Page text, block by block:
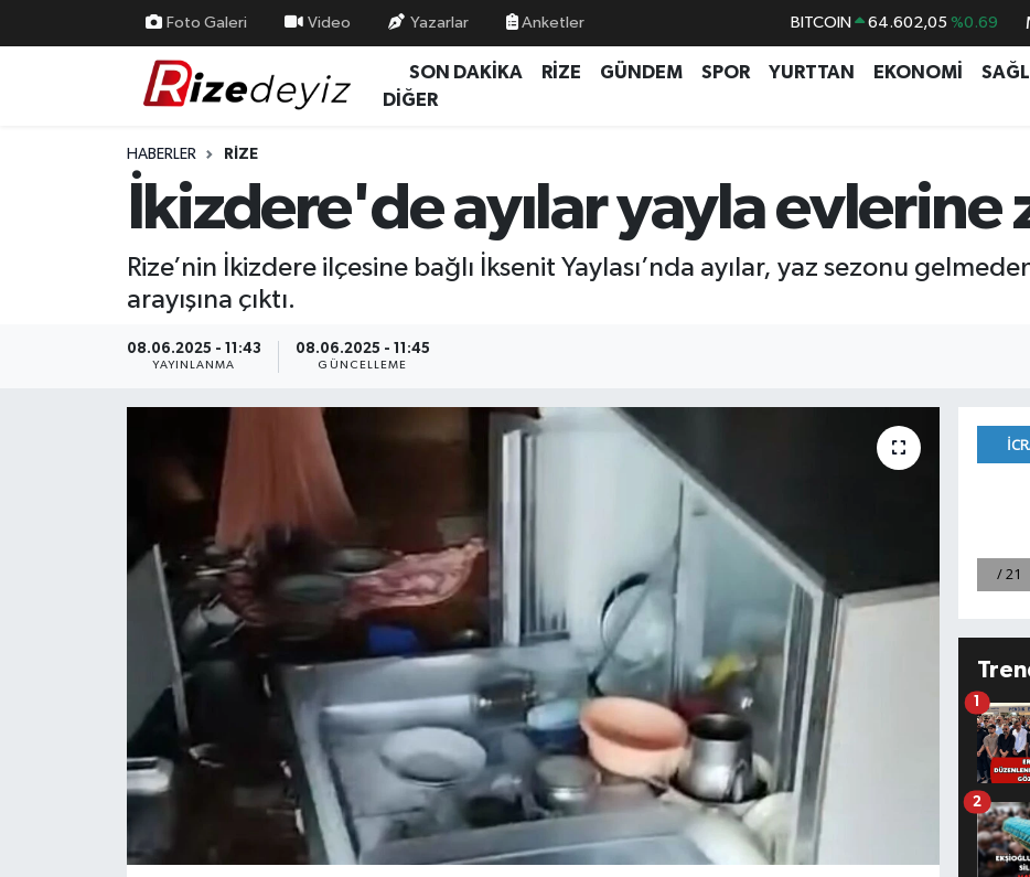
Foto Galeri Video Yazarlar Anketler BITCOIN 64.602,05 %0.69
DOLAR 47,5986 %0.06
GRAM ALTIN 6513.94
BİST100 %48
SON DAKİKA RİZE GÜNDEM SPOR YURTTAN EKONOMİ
DİĞER
HABERLER RIZE
İkizdere'de ayılar yayla evlerine
Rize’nin İkizdere ilçesine bağlı İksenit Yaylası’nda ayılar, yaz sezonu
arayışına çıktı.
08.06.2025 - 11:43
YAYINLANMA
08.06.2025 - 11:45
GÜNCELLEME
1
2
Yurttan Haberler
Teknoloji
Rize Nöbetçi Eczaneler
Rize Trafik Yoğunluk Haritası
Süper Lig Puan Durumu ve Fikstür
Tüm Manşetler
Son Dakika Haberleri